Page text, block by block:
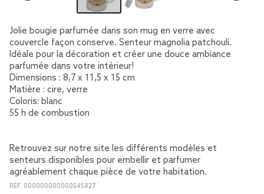
Jolie bougie parfumée dans son mug en verre avec
couvercle façon conserve. Senteur magnolia patchouli.
Idéale pour la décoration et créer une douce ambiance
parfumée dans votre intérieur!
Dimensions : 8,7 x 11,5 x 15 cm
Matière : cire, verre
Coloris: blanc
55 h de combustion
Retrouvez sur notre site les différents modèles et
senteurs disponibles pour embellir et parfumer
agréablement chaque pièce de votre habitation.
REF. 000000000000545827